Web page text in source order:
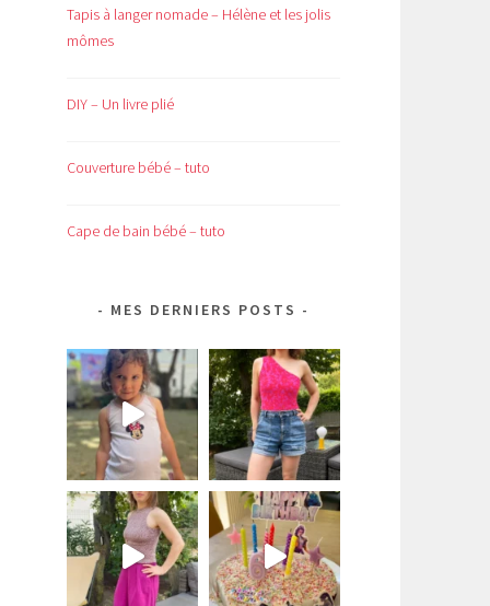
Tapis à langer nomade – Hélène et les jolis
mômes
DIY – Un livre plié
Couverture bébé – tuto
Cape de bain bébé – tuto
MES DERNIERS POSTS